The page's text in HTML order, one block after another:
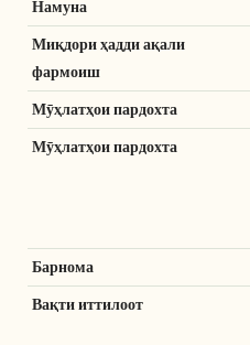
Намуна
Миқдори ҳадди ақали
фармоиш
Мӯҳлатҳои пардохта
Мӯҳлатҳои пардохта
Барнома
Вақти иттилоот